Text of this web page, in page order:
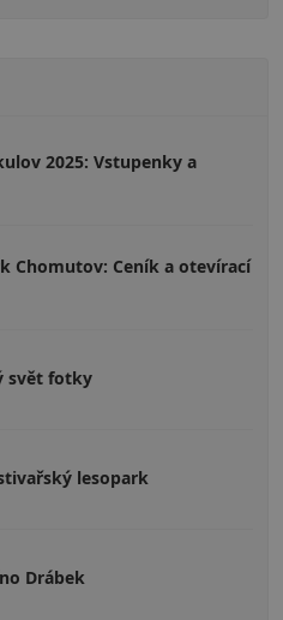
2025: Vstupenky a
Chomutov: Ceník a otevírací
svět fotky
lesopark
Drábek